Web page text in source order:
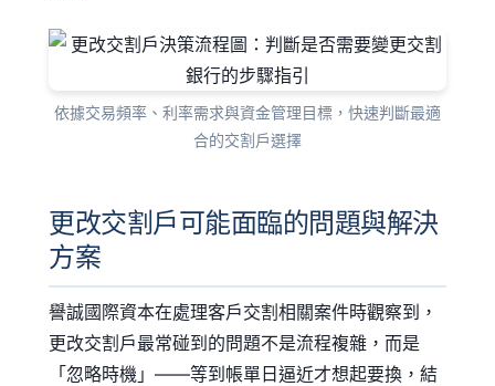
依據交易頻率、利率需求與資金管理目標，快速判斷最適
合的交割戶選擇
更改交割戶可能面臨的問題與解決
方案
譽誠國際資本在處理客戶交割相關案件時觀察到，
更改交割戶最常碰到的問題不是流程複雜，而是
「忽略時機」——等到帳單日逼近才想起要換，結